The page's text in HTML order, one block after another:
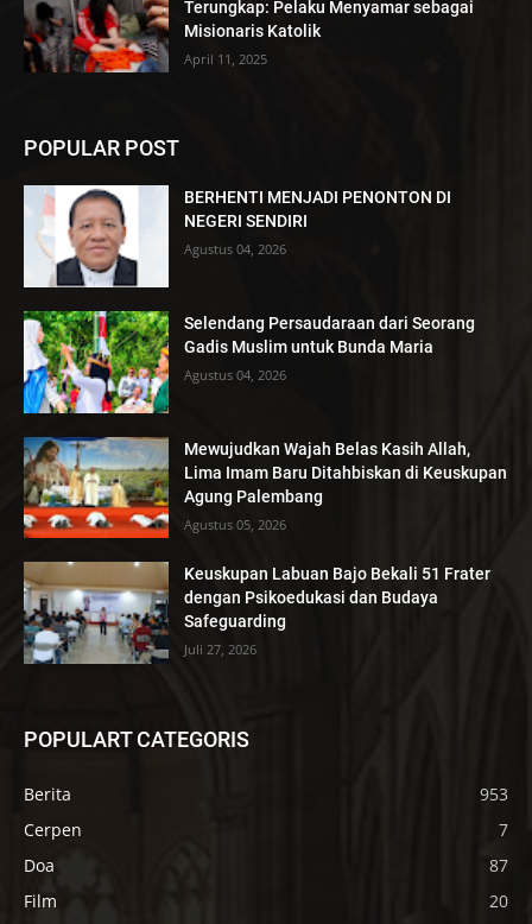
Terungkap: Pelaku Menyamar sebagai
Misionaris Katolik
April 11, 2025
POPULAR POST
BERHENTI MENJADI PENONTON DI
NEGERI SENDIRI
Agustus 04, 2026
Selendang Persaudaraan dari Seorang
Gadis Muslim untuk Bunda Maria
Agustus 04, 2026
Mewujudkan Wajah Belas Kasih Allah,
Lima Imam Baru Ditahbiskan di Keuskupan
Agung Palembang
Agustus 05, 2026
Keuskupan Labuan Bajo Bekali 51 Frater
dengan Psikoedukasi dan Budaya
Safeguarding
Juli 27, 2026
POPULART CATEGORIS
Berita
953
Cerpen
7
Doa
87
Film
20